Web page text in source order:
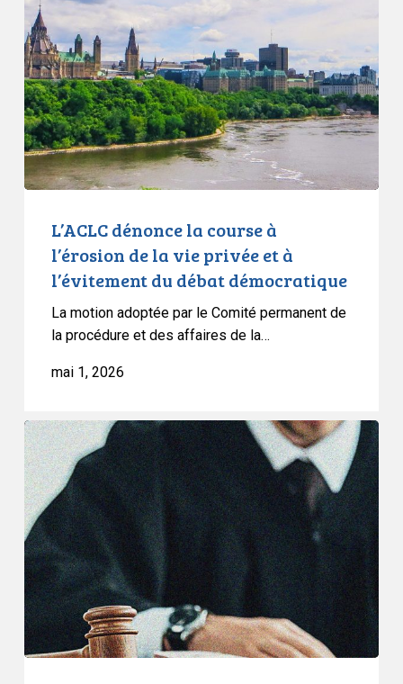
la
course
à
l’érosion
de
la
vie
privée
et
l’évitement
débat
démocratique
L’ACLC dénonce la course à
l’érosion de la vie privée et à
l’évitement du débat démocratique
La motion adoptée par le Comité permanent de
la procédure et des affaires de la…
mai 1, 2026
L’ACLC
reçoit
l’autorisation
d’intervenir
dans
la
loi
sur
les
pronoms